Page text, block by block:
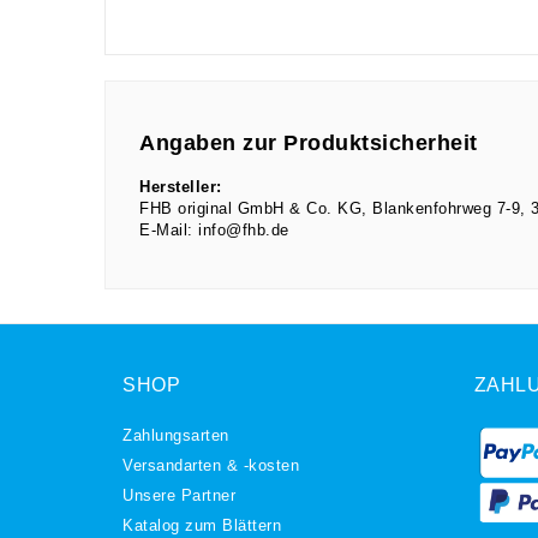
Angaben zur Produktsicherheit
Hersteller:
FHB original GmbH & Co. KG
Blankenfohrweg 7-9
E-Mail: info@fhb.de
SHOP
Zahlungsarten
Versandarten & -kosten
Unsere Partner
Katalog zum Blättern